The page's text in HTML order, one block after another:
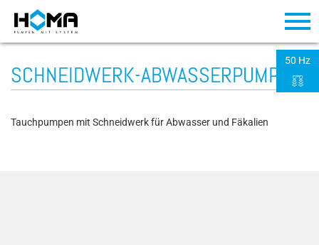
SCHNEIDWERK-ABWASSERPUMPEN
Tauchpumpen mit Schneidwerk für Abwasser und Fäkalien
50 Hz